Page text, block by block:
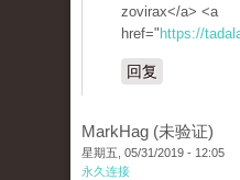
zovirax</a> <a
href=" https://
回复
MarkHag (未验证)
星期五, 05/31/2019 - 12:05
永久连接